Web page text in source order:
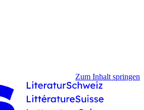
Zum Inhalt springen